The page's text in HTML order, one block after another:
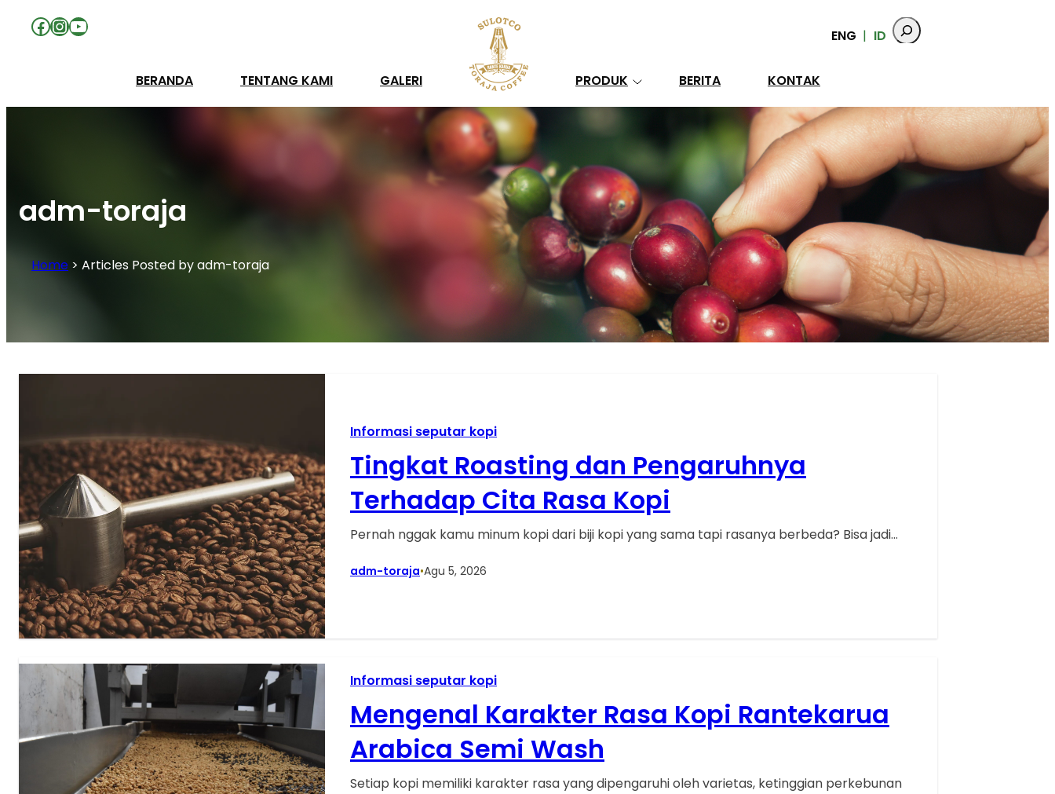
Facebook
Instagram
YouTube ENG ID
BERANDA TENTANG KAMI GALERI PRODUK BERITA KONTAK
adm-toraja
Home > Articles Posted by adm-toraja
Informasi seputar kopi
Tingkat Roasting dan Pengaruhnya
Terhadap Cita Rasa Kopi
Pernah nggak kamu minum kopi dari biji kopi yang sama tapi rasanya berbeda? Bisa jadi…
adm-toraja•Agu 5, 2026
Informasi seputar kopi
Mengenal Karakter Rasa Kopi Rantekarua
Arabica Semi Wash
Setiap kopi memiliki karakter rasa yang dipengaruhi oleh varietas, ketinggian perkebunan